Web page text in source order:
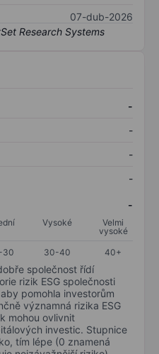
07-dub-2026
-
-
-
-
-
Vysoké
Velmi
vysoké
30 30-40 40+
společnost řídí
rizik ESG společnosti
pomohla investorům
významná rizika ESG
mohou ovlivnit
investic. Stupnice
tím lépe (0 znamená